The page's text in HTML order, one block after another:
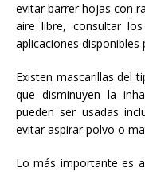
evitar barrer hojas con
aire libre, consultar
aplicaciones disponibles
Existen mascarillas del
que disminuyen la
pueden ser usadas
evitar aspirar polvo o
Lo más importante es